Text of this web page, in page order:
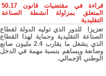
قراءة في مقتضيات قانون 50.17
المتعلق بمزاولة أنشطة الصناعة
التقليدية
تعزيزا للدور الذي توليه الدولة لقطاع
الصناعة التقليدية وحماية لهذا القطاع
الذي يشغل ما يقارب 2.4 مليون صانع
وصانعة ويساهم بنسبة مهمة في الدخل
الوطني الإجمالي.